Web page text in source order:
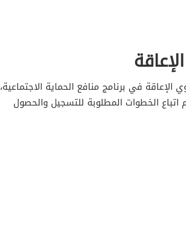
في برنامج منافع الحماية الاجتماعية،
الخطوات المطلوبة للتسجيل والحصول